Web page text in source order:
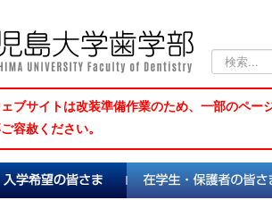
索...
ブサイトは改装準備作業のため、一部のペ
容赦ください。